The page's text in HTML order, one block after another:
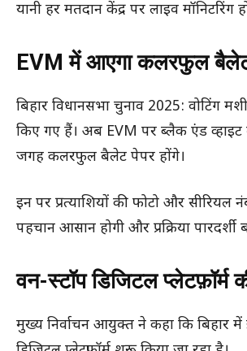
यानी हर मतदान केंद्र पर लाइव मॉनिटरिंग
EVM में आएगा कलरफुल
बिहार विधानसभा चुनाव 2025: वोटिंग
किए गए हैं। अब EVM पर ब्लैक एंड
जगह कलरफुल बैलेट पेपर होंगे।
इन पर प्रत्याशियों की फोटो और सीरियल
पहचान आसान होगी और प्रक्रिया पारदर्शी
वन-स्टॉप डिजिटल
मुख्य निर्वाचन आयुक्त ने कहा कि बिहार में